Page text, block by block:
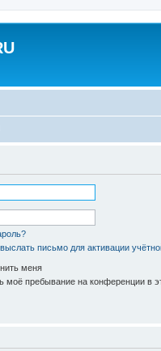
письмо для активации
меня
моё пребывание на конференции в